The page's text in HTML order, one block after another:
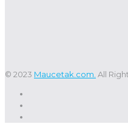
© 2023 Maucetak.com. All